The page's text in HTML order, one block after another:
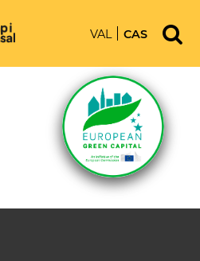
VAL CAS